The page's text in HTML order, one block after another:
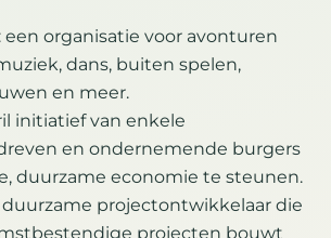
: een organisatie voor avonturen
dans, buiten spelen,
en meer.
initiatief van enkele
en ondernemende burgers
duurzame economie te steunen.
duurzame projectontwikkelaar die
projecten bouwt